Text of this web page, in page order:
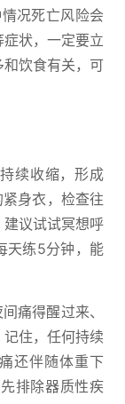
况死亡风险会
状，一定要立
饮食有关，可
续收缩，形成
身衣，检查往
议试试冥想呼
天练5分钟，能
痛得醒过来、
住，任何持续
还伴随体重下
排除器质性疾